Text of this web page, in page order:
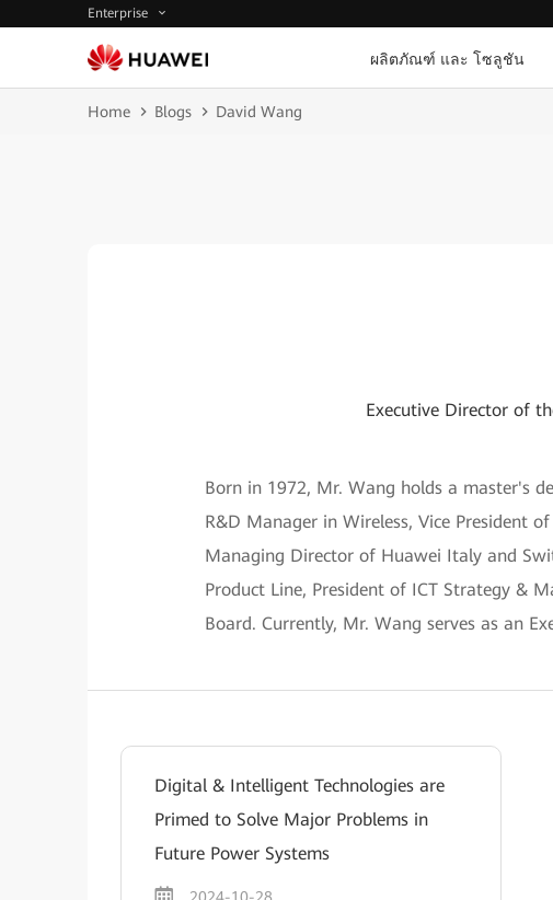
Enterprise
ผลิตภัณฑ์ และ โซลูชัน
Home Blogs David Wang
Executive Director of
Born in 1972, Mr. Wang holds a master's
R&D Manager in Wireless, Vice President
Managing Director of Huawei Italy and
Product Line, President of ICT Strategy &
Board. Currently, Mr. Wang serves as an
Digital & Intelligent Technologies are
Primed to Solve Major Problems in
Future Power Systems